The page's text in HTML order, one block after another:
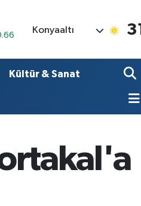
Konyaaltı 31
Kültür & Sanat